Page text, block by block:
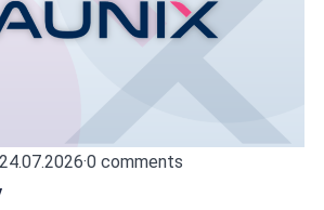
24.07.2026·0 comments